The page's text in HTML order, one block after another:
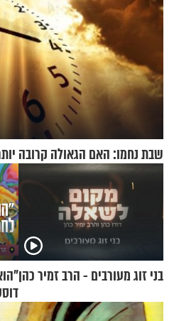
שבת נחמו: האם הגאולה קרובה
בני זוג מעורבים - הרב זמיר כהן